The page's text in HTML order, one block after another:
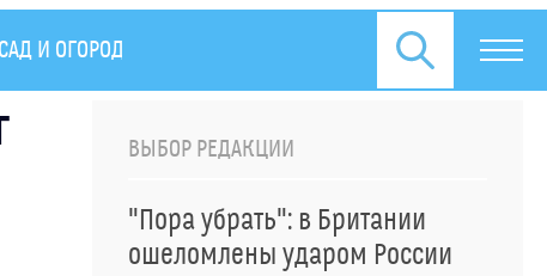
САД И ОГОРОД
ВЫБОР РЕДАКЦИИ
"Пора убрать": в Британии
ошеломлены ударом России